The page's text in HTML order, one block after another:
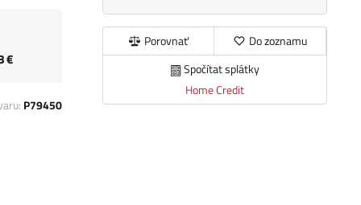
Porovnať
Do zoznamu
Spočítat splátky
Home Credit
€
P79450